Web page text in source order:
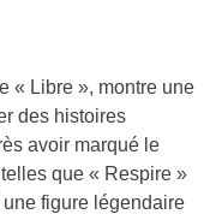
« Libre », montre une
des histoires
avoir marqué le
que « Respire »
figure légendaire